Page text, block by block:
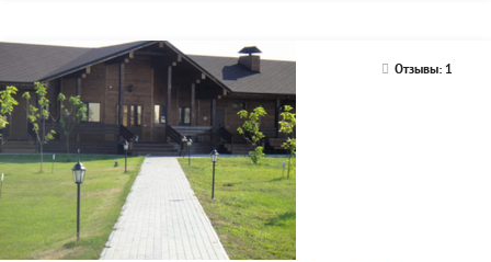
Отзывы: 1